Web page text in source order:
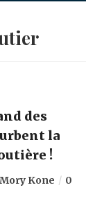
des
la
!
Mory Kone
0